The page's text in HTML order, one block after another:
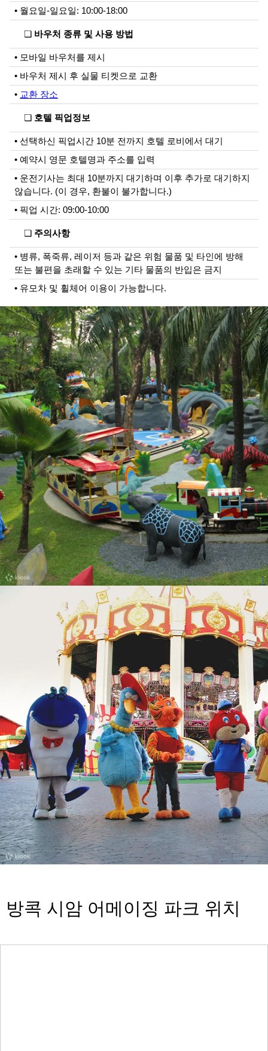
• 월요일-일요일: 10:00-18:00
❏ 바우처 종류 및 사용 방법
• 모바일 바우처를 제시
• 바우처 제시 후 실물 티켓으로 교환
• 교환 장소
❏ 호텔 픽업정보
• 선택하신 픽업시간 10분 전까지 호텔 로비에서 대기
• 예약시 영문 호텔명과 주소를 입력
• 운전기사는 최대 10분까지 대기하며 이후 추가로 대기하지
않습니다. (이 경우, 환불이 불가합니다.)
• 픽업 시간: 09:00-10:00
❏ 주의사항
• 병류, 폭죽류, 레이저 등과 같은 위험 물품 및 타인에 방해
또는 불편을 초래할 수 있는 기타 물품의 반입은 금지
• 유모차 및 휠체어 이용이 가능합니다.
방콕 시암 어메이징 파크 위치